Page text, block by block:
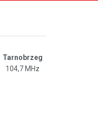
Tarnobrzeg
104,7 MHz